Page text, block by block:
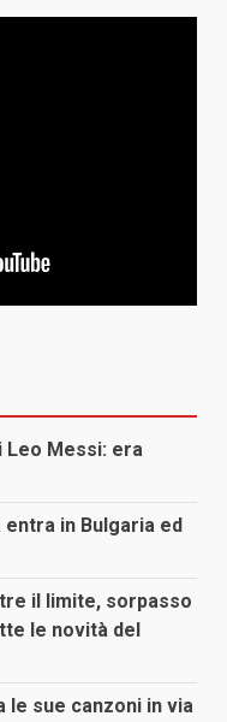
Leo Messi: era
in Bulgaria ed
il limite, sorpasso
le novità del
le sue canzoni in via